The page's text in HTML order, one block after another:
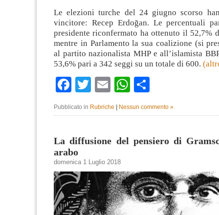
Le elezioni turche del 24 giugno scorso
vincitore: Recep Erdoğan. Le percentuali
presidente riconfermato ha ottenuto il 52,7%
mentre in Parlamento la sua coalizione (si
al partito nazionalista MHP e all’islamista
53,6% pari a 342 seggi su un totale di 600.
Facebook
TwitterEmailWhatsApp
Pubblicato in Rubriche Nessun commento »
La diffusione del pensiero di
arabo
domenica 1 Luglio 2018